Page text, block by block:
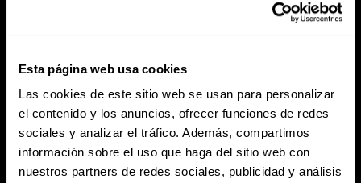
Esta página web usa cookies
Las cookies de este sitio web se usan para personalizar
el contenido y los anuncios, ofrecer funciones de redes
sociales y analizar el tráfico. Además, compartimos
información sobre el uso que haga del sitio web con
nuestros partners de redes sociales, publicidad y análisis
Guía: Diseño de
dispositivos médicos
seguros y eficientes.
El diseño de dispositivos médicos es clave para
garantizar la seguridad y eficacia en el ámbito de
la salud. Cumplir con normativas de alta